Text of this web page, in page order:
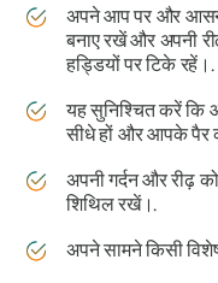
अपने आप पर और
बनाए रखें और अपनी
हड्डियों पर टिके रहें।.
यह सुनिश्चित करें
सीधे हों और आपके पैर
अपनी गर्दन और रीढ़
शिथिल रखें।.
अपने सामने किसी